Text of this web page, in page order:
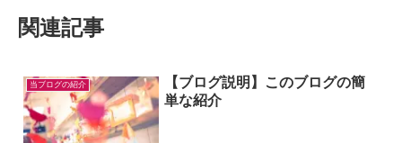
関連記事
当ブログの紹介
【ブログ説明】このブログの簡
単な紹介